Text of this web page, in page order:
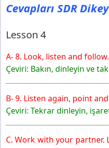
Cevapları SDR
Lesson 4
A- 8. Look, listen and follow.
Çeviri: Bakın, dinleyin ve
B- 9. Listen again, point
Çeviri: Tekrar dinleyin,
C. Work with your partner.